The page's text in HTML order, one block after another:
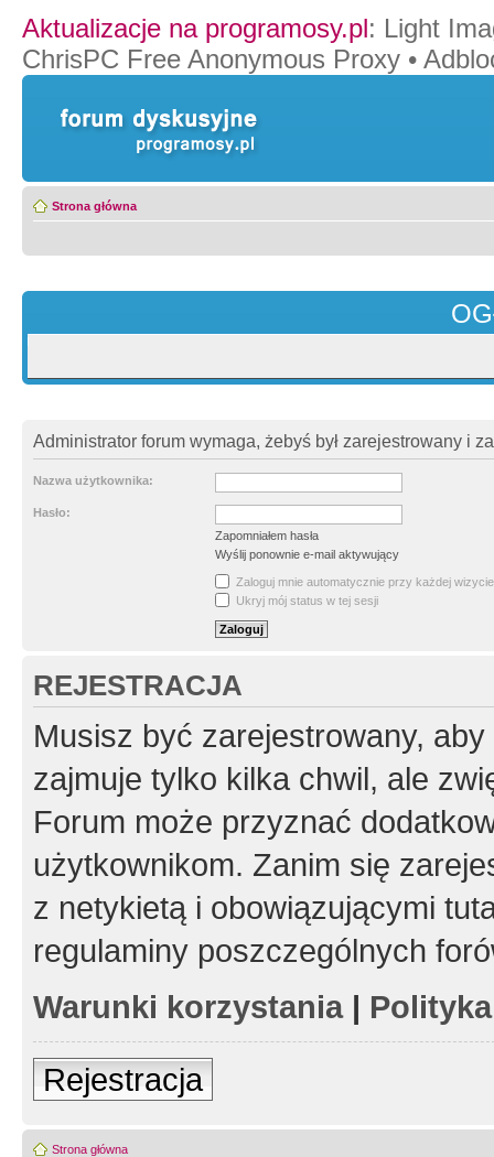
Aktualizacje na programosy.pl: Light
ChrisPC Free Anonymous Proxy •
Strona główna
Administrator forum wymaga, żebyś był zarejestrowany i
Nazwa użytkownika:
Hasło:
Zapomniałem hasła
Wyślij ponownie e-mail aktywujący
Zaloguj mnie automatycznie przy każdej wizycie
Ukryj mój status w tej sesji
REJESTRACJA
Musisz być zarejestrowany,
zajmuje tylko kilka chwil, ale
Forum może przyznać
użytkownikom. Zanim się
z netykietą i obowiązującymi
regulaminy poszczególnych
Warunki korzystania|
Rejestracja
Strona główna